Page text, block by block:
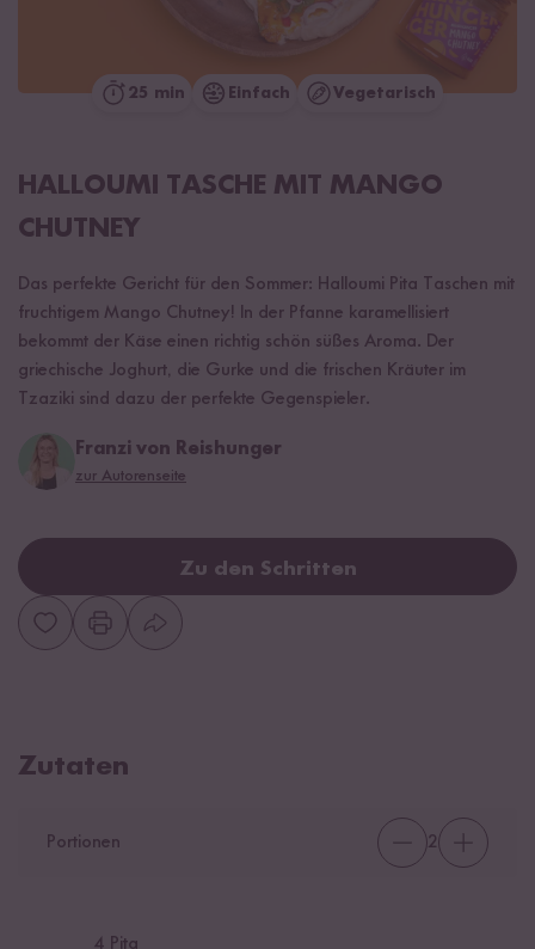
25 min Einfach Vegetarisch
HALLOUMI TASCHE MIT MANGO
CHUTNEY
Das perfekte Gericht für den Sommer: Halloumi Pita Taschen mit
fruchtigem Mango Chutney! In der Pfanne karamellisiert
bekommt der Käse einen richtig schön süßes Aroma. Der
griechische Joghurt, die Gurke und die frischen Kräuter im
Tzaziki sind dazu der perfekte Gegenspieler.
Franzi von Reishunger
zur Autorenseite
Zu den Schritten
Zutaten
Portionen 2
4 Pita